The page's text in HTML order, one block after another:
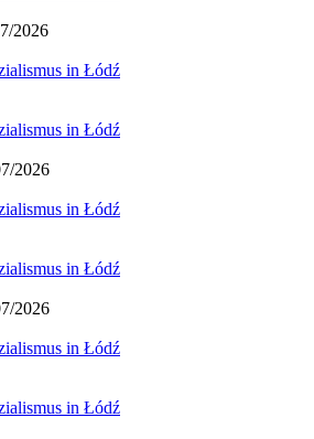
2026
in Łódź
in Łódź
2026
in Łódź
in Łódź
2026
in Łódź
in Łódź